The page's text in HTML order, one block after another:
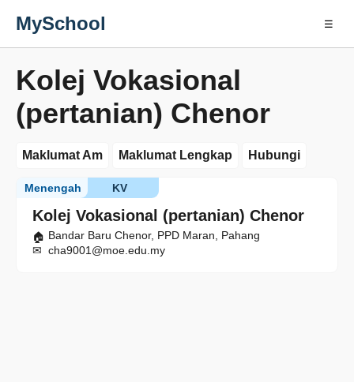
MySchool ☰
Kolej Vokasional
(pertanian) Chenor
Maklumat Am Maklumat Lengkap Hubungi
Kolej Vokasional (pertanian) Chenor
KV
Menengah
Bandar Baru Chenor, PPD Maran, Pahang
cha9001@moe.edu.my